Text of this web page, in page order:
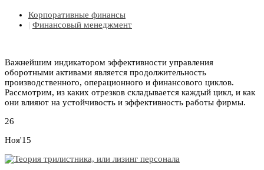
Корпоративные финансы
| Финансовый менеджмент
Важнейшим индикатором эффективности управления
оборотными активами является продолжительность
производственного, операционного и финансового циклов.
Рассмотрим, из каких отрезков складывается каждый цикл, и как
они влияют на устойчивость и эффективность работы фирмы.
26
Ноя'15